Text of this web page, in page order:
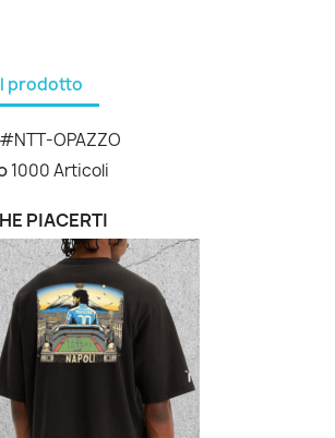
prodotto
#NTT-OPAZZO
1000 Articoli
PIACERTI